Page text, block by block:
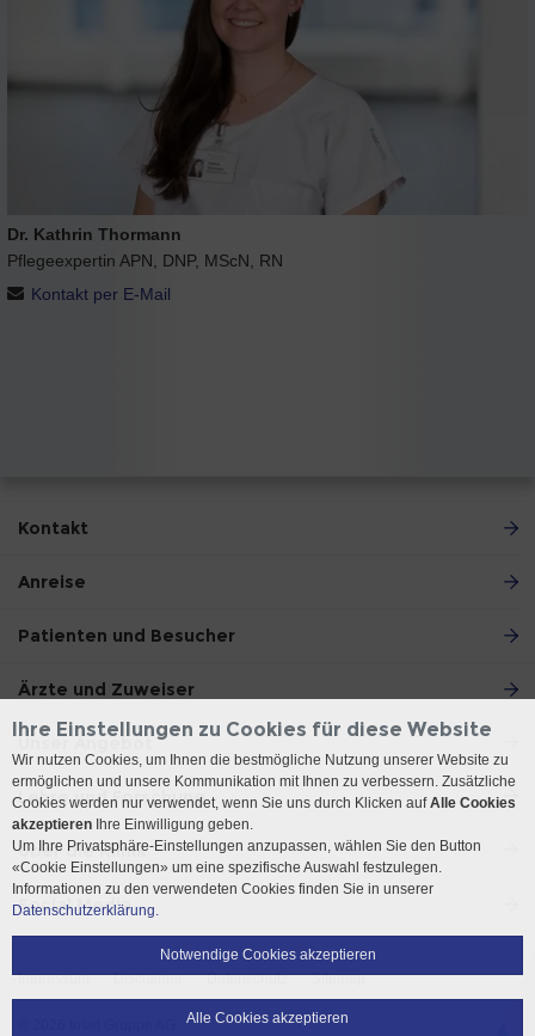
Dr. Kathrin Thormann
Pflegeexpertin APN, DNP, MScN, RN
Kontakt per E-Mail
Kontakt
Anreise
Patienten und Besucher
Ärzte und Zuweiser
Unser Angebot
Lehre und Forschung
Über die Klinik
Social Media
Impressum Disclaimer Datenschutz Sitemap
Ihre Einstellungen zu Cookies für diese Website
Wir nutzen Cookies, um Ihnen die bestmögliche Nutzung unserer Website zu
ermöglichen und unsere Kommunikation mit Ihnen zu verbessern. Zusätzliche
Cookies werden nur verwendet, wenn Sie uns durch Klicken aufAlle Cookies
akzeptieren Ihre Einwilligung geben.
Um Ihre Privatsphäre-Einstellungen anzupassen, wählen Sie den Button
«Cookie Einstellungen» um eine spezifische Auswahl festzulegen.
Informationen zu den verwendeten Cookies finden Sie in unserer
Datenschutzerklärung.
Notwendige Cookies akzeptieren
Alle Cookies akzeptieren